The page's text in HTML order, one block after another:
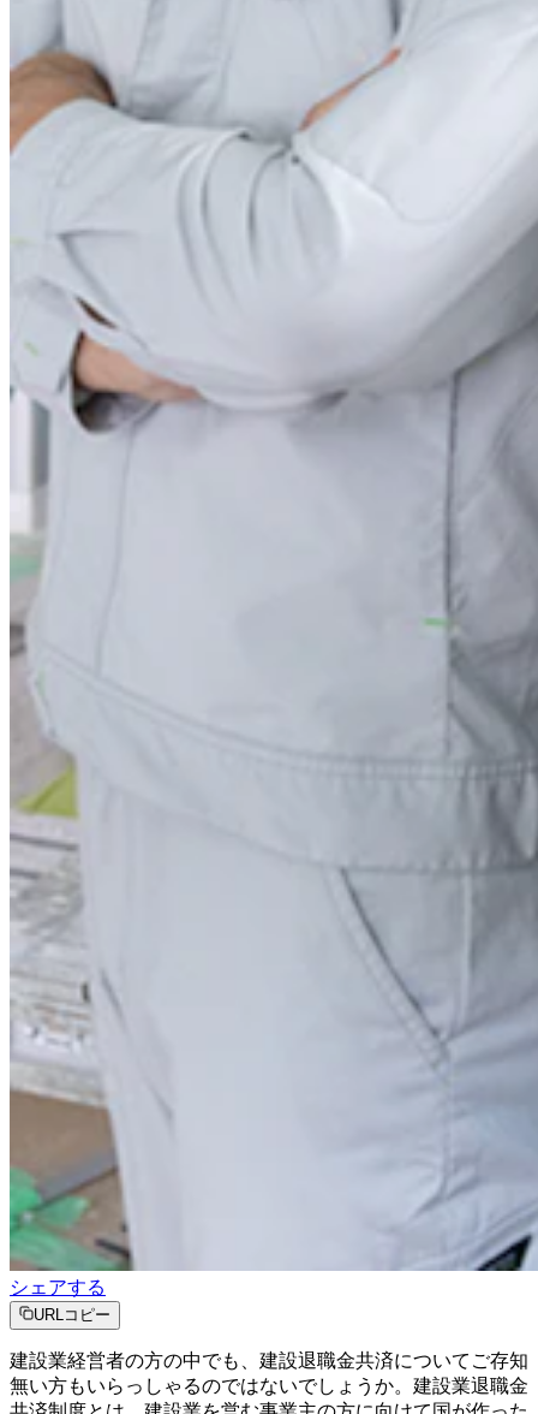
シェアする
URLコピー
建設業経営者の方の中でも、建設退職金共済についてご存知
無い方もいらっしゃるのではないでしょうか。建設業退職金